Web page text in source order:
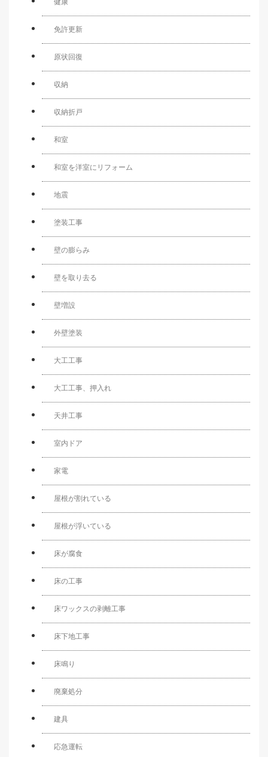
免許更新
原状回復
収納
収納折戸
和室
和室を洋室にリフォーム
地震
塗装工事
壁の膨らみ
壁を取り去る
壁増設
外壁塗装
大工工事
大工工事、押入れ
天井工事
室内ドア
家電
屋根が割れている
屋根が浮いている
床が腐食
床の工事
床ワックスの剥離工事
床下地工事
床鳴り
廃棄処分
建具
応急運転